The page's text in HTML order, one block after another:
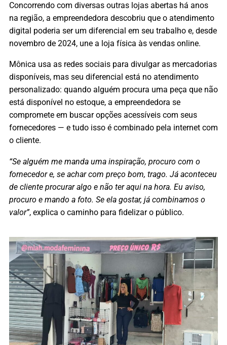
Concorrendo com diversas outras lojas abertas há anos
na região, a empreendedora descobriu que o atendimento
digital poderia ser um diferencial em seu trabalho e, desde
novembro de 2024, une a loja física às vendas online.
Mônica usa as redes sociais para divulgar as mercadorias
disponíveis, mas seu diferencial está no atendimento
personalizado: quando alguém procura uma peça que não
está disponível no estoque, a empreendedora se
compromete em buscar opções acessíveis com seus
fornecedores — e tudo isso é combinado pela internet com
o cliente.
“Se alguém me manda uma inspiração, procuro com o
fornecedor e, se achar com preço bom, trago. Já aconteceu
de cliente procurar algo e não ter aqui na hora. Eu aviso,
procuro e mando a foto. Se ela gostar, já combinamos o
valor”, explica o caminho para fidelizar o público.